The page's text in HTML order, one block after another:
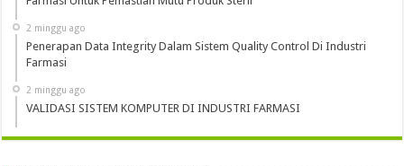
2 minggu ago
Penerapan Data Integrity Dalam Sistem Quality Control Di Industri
Farmasi
2 minggu ago
VALIDASI SISTEM KOMPUTER DI INDUSTRI FARMASI